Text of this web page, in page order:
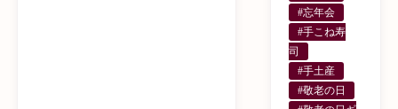
#忘年会
#手こね寿
司
#手土産
#敬老の日